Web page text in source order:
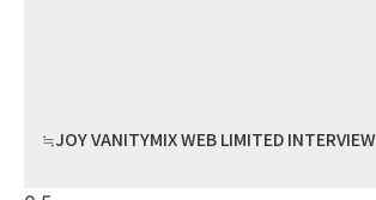
≒JOY VANITYMIX WEB LIMITED INTERVIEW